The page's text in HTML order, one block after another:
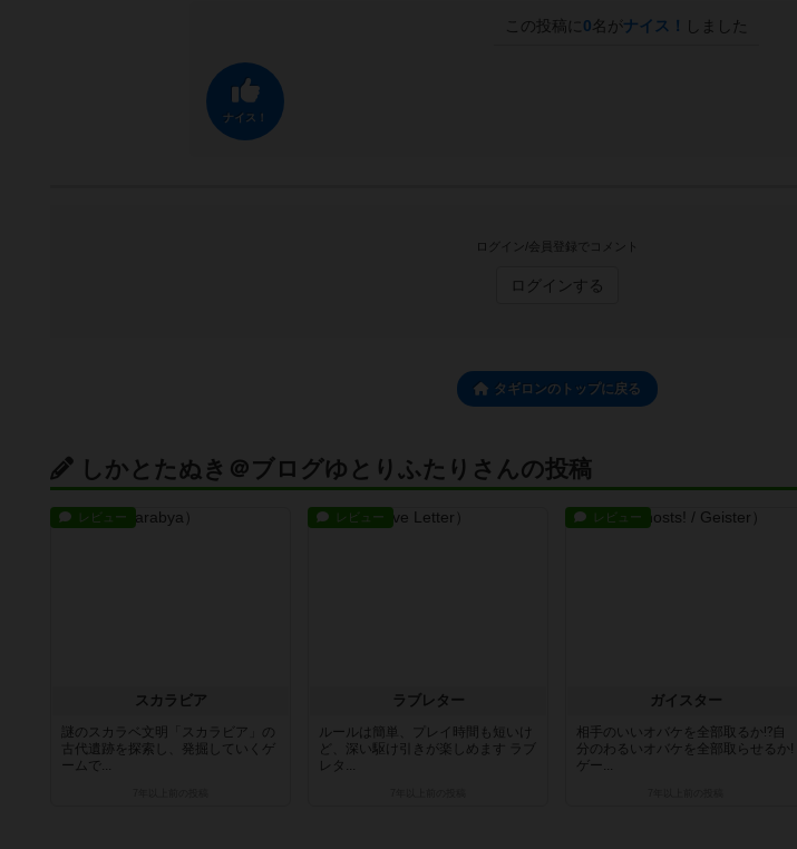
この投稿に 0名がナイス！ しました
ナイス！
ログイン/会員登録でコメント
ログインする
タギロンのトップに戻る
しかとたぬき＠ブログゆとりふたりさんの投稿
レビュー
スカラビア
謎のスカラベ文明「スカラビア」の
古代遺跡を探索し、発掘していくゲ
ームで...
レビュー
ラブレター
ルールは簡単、プレイ時間も短いけ
ど、深い駆け引きが楽しめます ラブ
レタ...
レビュー
ガイスター
相手のいいオバケを全部取るか⁉自
分のわるいオバケを全部取らせるか!
ゲー...